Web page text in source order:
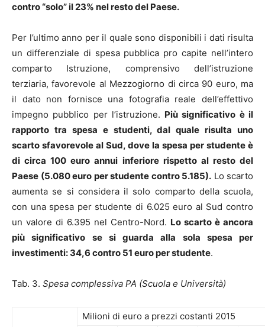
contro “solo” il 23% nel resto del Paese.
Per l’ultimo anno per il quale sono disponibili i dati risulta
un differenziale di spesa pubblica pro capite nell’intero
comparto Istruzione, comprensivo dell’istruzione
terziaria, favorevole al Mezzogiorno di circa 90 euro, ma
il dato non fornisce una fotografia reale dell’effettivo
impegno pubblico per l’istruzione. Più significativo è il
rapporto tra spesa e studenti, dal quale risulta uno
scarto sfavorevole al Sud, dove la spesa per studente è
di circa 100 euro annui inferiore rispetto al resto del
Paese (5.080 euro per studente contro 5.185). Lo scarto
aumenta se si considera il solo comparto della scuola,
con una spesa per studente di 6.025 euro al Sud contro
un valore di 6.395 nel Centro-Nord. Lo scarto è ancora
più significativo se si guarda alla sola spesa per
investimenti: 34,6 contro 51 euro per studente.
Tab. 3. Spesa complessiva PA (Scuola e Università)
Milioni di euro a prezzi costanti 2015